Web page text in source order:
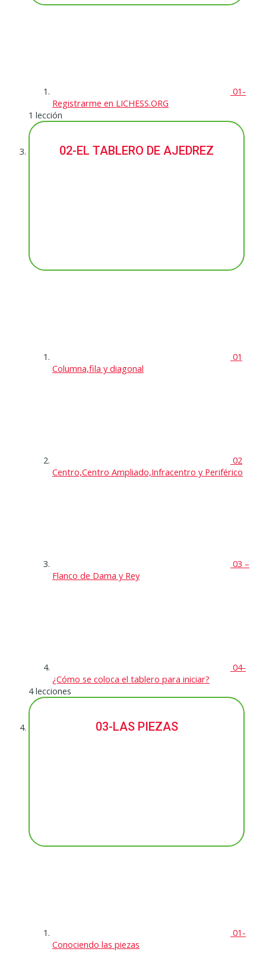
01-
Registrarme en LICHESS.ORG
1 lección
02-EL TABLERO DE AJEDREZ
01
Columna,fila y diagonal
02
Centro,Centro Ampliado,Infracentro y Periférico
03 –
Flanco de Dama y Rey
04-
¿Cómo se coloca el tablero para iniciar?
4 lecciones
03-LAS PIEZAS
01-
Conociendo las piezas